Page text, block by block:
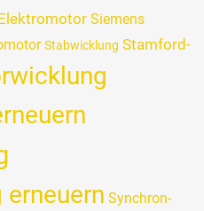
Siemens
Stabwicklung Stamford-
Synchron-